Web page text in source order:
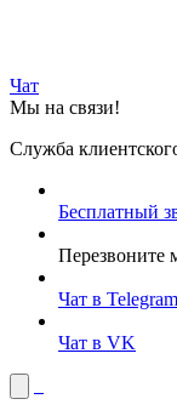
Чат
Мы на связи!
Служба
Бесплатный
Перезвоните
Чат в Telegram
Чат в VK